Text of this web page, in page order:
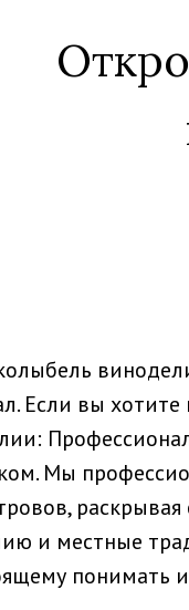
Если вы
Мы
раскрывая
и местные
понимать